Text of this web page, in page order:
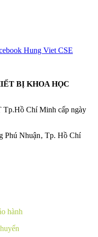
BỊ KHOA HỌC
Chí Minh cấp ngày
Phú Nhuận‚ Tp. Hồ Chí
hành